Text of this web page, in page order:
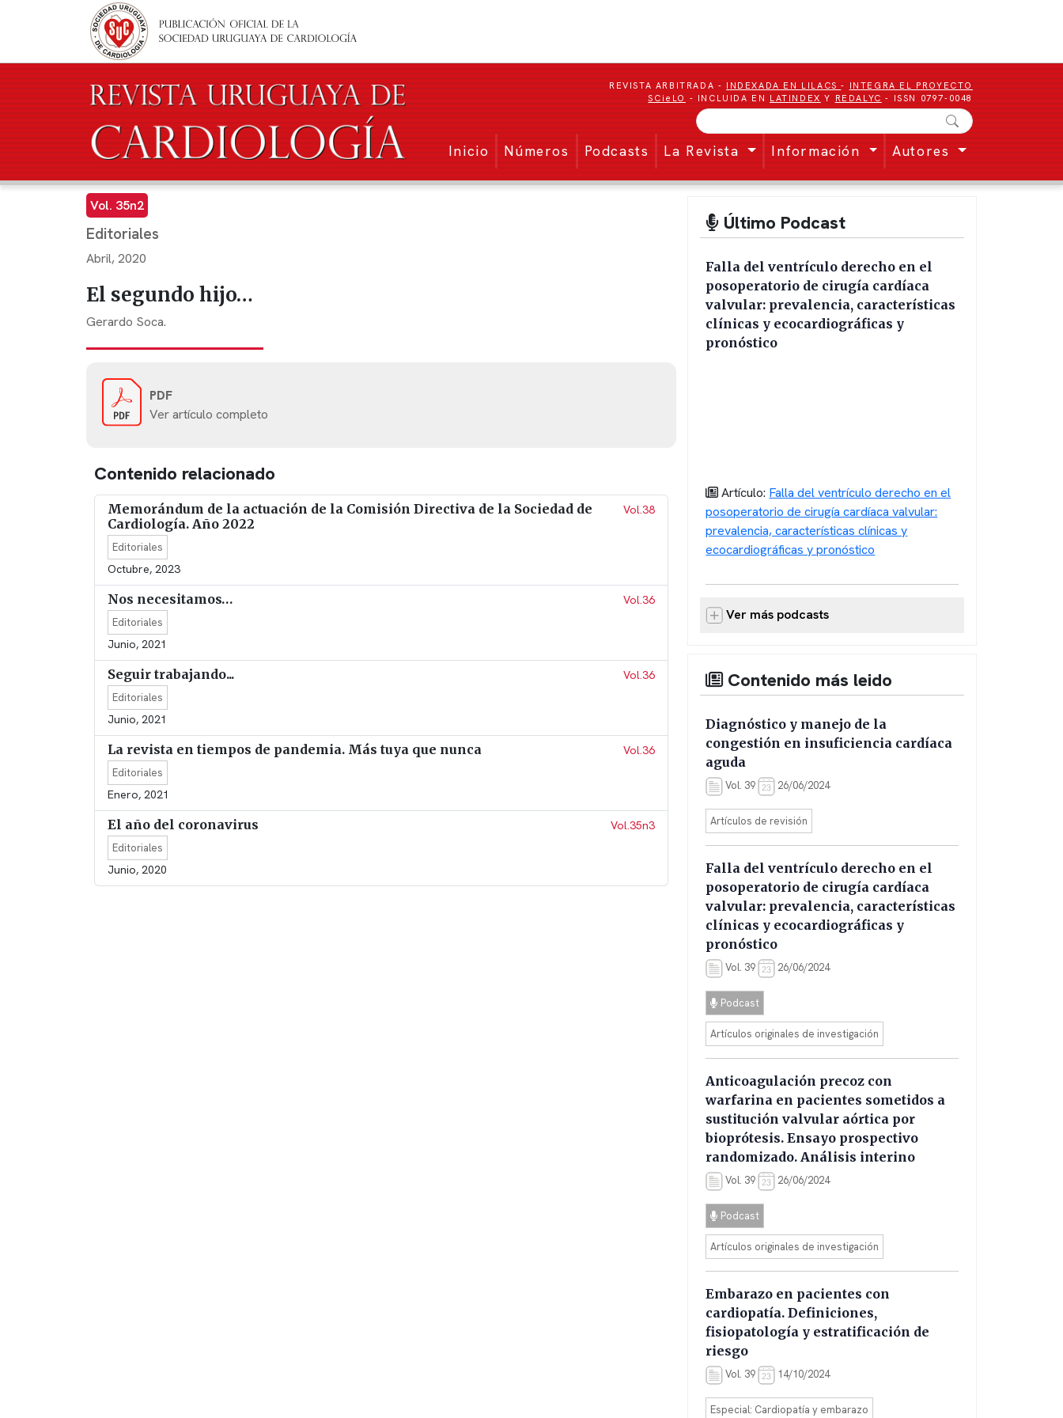
Pasar al contenido principal Menu secundario
Inicio Números Podcasts La Revista Información Autores
REVISTA ARBITRADA -INDEXADA EN LILACS-INTEGRA EL PROYECTO
SCieLO - INCLUIDA EN LATINDEX Y REDALYC - ISSN 0797-0048
Vol. 35n2
Editoriales
Abril, 2020
El segundo hijo…
Gerardo Soca.
PDF
Ver artículo completo
Contenido relacionado
Memorándum de la actuación de la Comisión Directiva de la Sociedad de
Cardiología. Año 2022
Vol.38
Editoriales
Octubre, 2023
Nos necesitamos… Vol.36
Editoriales
Junio, 2021
Seguir trabajando... Vol.36
Editoriales
Junio, 2021
La revista en tiempos de pandemia. Más tuya que nunca Vol.36
Editoriales
Enero, 2021
El año del coronavirus Vol.35n3
Editoriales
Junio, 2020
Último Podcast
Falla del ventrículo derecho en el
posoperatorio de cirugía cardíaca
valvular: prevalencia, características
clínicas y ecocardiográficas y
pronóstico
Artículo: Falla del ventrículo derecho en el
posoperatorio de cirugía cardíaca valvular:
prevalencia, características clínicas y
ecocardiográficas y pronóstico
Ver más podcasts
Contenido más leido
Diagnóstico y manejo de la
congestión en insuficiencia cardíaca
aguda
Vol. 39 26/06/2024
Artículos de revisión
Falla del ventrículo derecho en el
posoperatorio de cirugía cardíaca
valvular: prevalencia, características
clínicas y ecocardiográficas y
pronóstico
Vol. 39 26/06/2024
Podcast
Artículos originales de investigación
Anticoagulación precoz con
warfarina en pacientes sometidos a
sustitución valvular aórtica por
bioprótesis. Ensayo prospectivo
randomizado. Análisis interino
Vol. 39 26/06/2024
Podcast
Artículos originales de investigación
Embarazo en pacientes con
cardiopatía. Definiciones,
fisiopatología y estratificación de
riesgo
Vol. 39 14/10/2024
Especial: Cardiopatía y embarazo